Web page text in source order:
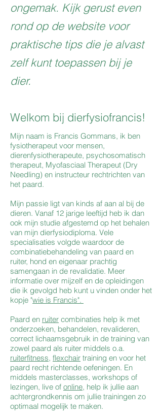
ongemak. Kijk gerust even
rond op de website voor
praktische tips die je alvast
zelf kunt toepassen bij je
dier.
Welkom bij dierfysiofrancis!
Mijn naam is Francis Gommans, ik ben
fysiotherapeut voor mensen,
dierenfysiotherapeute, psychosomatisch
therapeut, Myofasciaal Therapeut (Dry
Needling) en instructeur rechtrichten van
het paard.
Mijn passie ligt van kinds af aan al bij de
dieren. Vanaf 12 jarige leeftijd heb ik dan
ook mijn studie afgestemd op het behalen
van mijn dierfysiodiploma. Vele
specialisaties volgde waardoor de
combinatiebehandeling van paard en
ruiter, hond en eigenaar prachtig
samengaan in de revalidatie. Meer
informatie over mijzelf en de opleidingen
die ik gevolgd heb kunt u vinden onder het
kopje "wie is Francis".
Paard en ruiter combinaties help ik met
onderzoeken, behandelen, revalideren,
correct lichaamsgebruik in de training van
zowel paard als ruiter middels o.a.
ruiterfitness, flexchair training en voor het
paard recht richtende oefeningen. En
middels masterclasses, workshops of
lezingen, live of online, help ik jullie aan
achtergrondkennis om jullie trainingen zo
optimaal mogelijk te maken.